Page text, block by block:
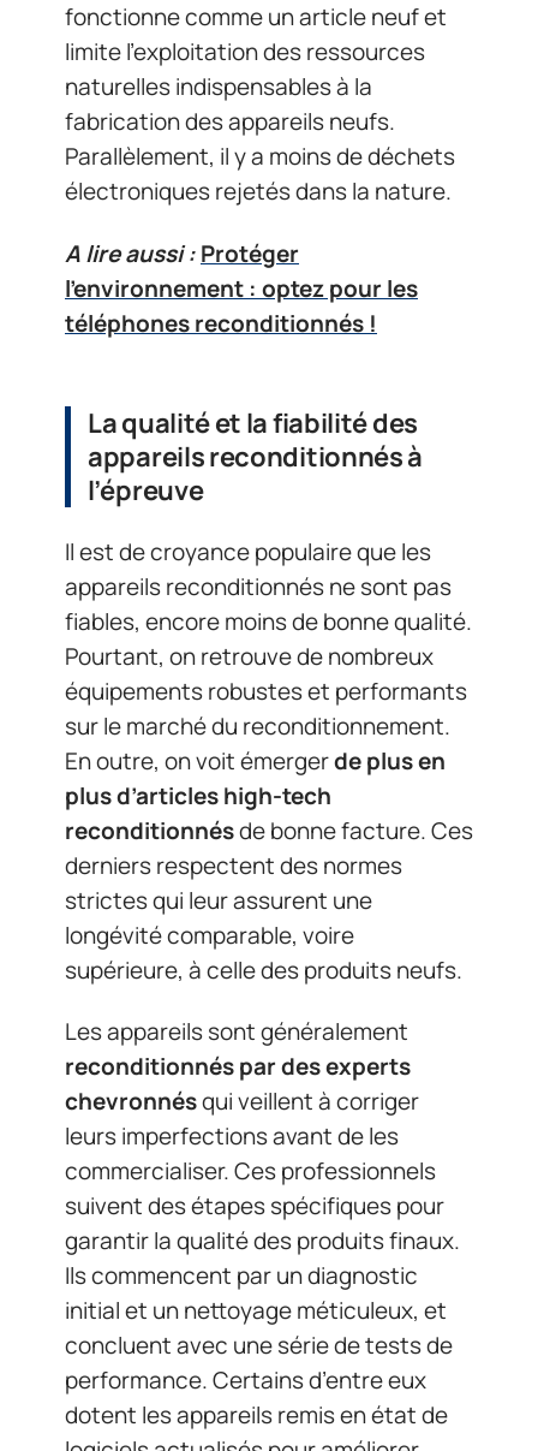
fonctionne comme un article neuf et
limite l’exploitation des ressources
naturelles indispensables à la
fabrication des appareils neufs.
Parallèlement, il y a moins de déchets
électroniques rejetés dans la nature.
A lire aussi :Protéger
l’environnement : optez pour les
téléphones reconditionnés !
La qualité et la fiabilité des
appareils reconditionnés à
l’épreuve
Il est de croyance populaire que les
appareils reconditionnés ne sont pas
fiables, encore moins de bonne qualité.
Pourtant, on retrouve de nombreux
équipements robustes et performants
sur le marché du reconditionnement.
En outre, on voit émergerde plus en
plus d’articles high-tech
reconditionnésde bonne facture. Ces
derniers respectent des normes
strictes qui leur assurent une
longévité comparable, voire
supérieure, à celle des produits neufs.
Les appareils sont généralement
reconditionnés par des experts
chevronnésqui veillent à corriger
leurs imperfections avant de les
commercialiser. Ces professionnels
suivent des étapes spécifiques pour
garantir la qualité des produits finaux.
Ils commencent par un diagnostic
initial et un nettoyage méticuleux, et
concluent avec une série de tests de
performance. Certains d’entre eux
dotent les appareils remis en état de